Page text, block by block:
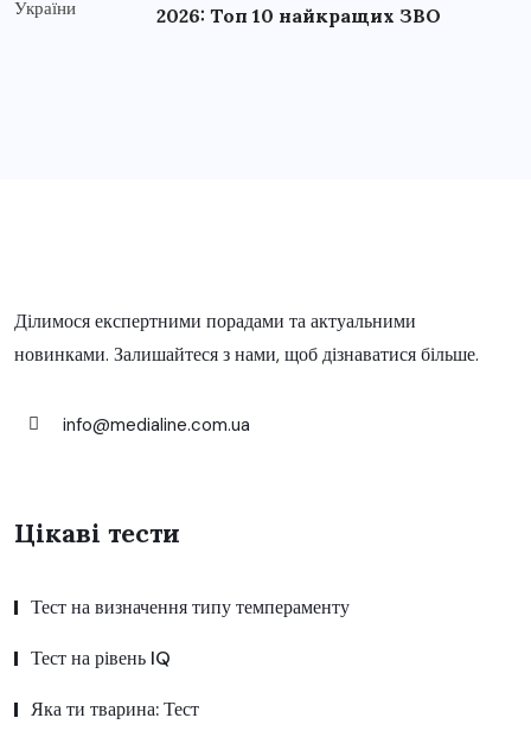
2026: Топ 10 найкращих ЗВО
Ділимося експертними порадами та актуальними
новинками. Залишайтеся з нами, щоб дізнаватися більше.
info@medialine.com.ua
Цікаві тести
Тест на визначення типу темпераменту
Тест на рівень IQ
Яка ти тварина: Тест